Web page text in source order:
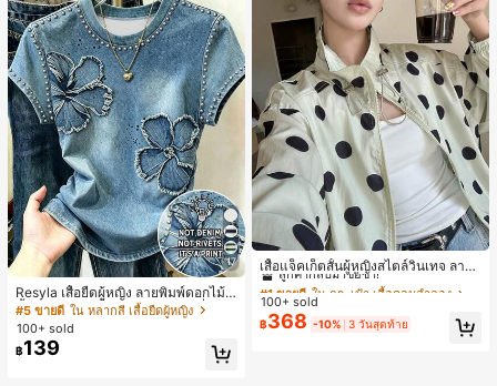
17
Resyla เสื้อยืดผู้หญิง ลายพิมพ์ดอกไม้สี
น้ำเงินวินเทจ เสื้อสำหรับออกไปเที่ยวฤ
ดูร้อน ดีไซน์กราฟิก สบายๆ อเนกประสง
ค์ สวมใส่ประจำวัน กลางแจ้ง ช้อปปิ้ง ท่
องเที่ยวกลางแจ้ง
#5 ขายดี ใน หลากสี เสื้อยืดผู้หญิง
100+ sold
฿139
เสื้อแจ็คเก็ตสั้นผู้หญิงสไตล์วินเทจ ลายจุ
ดขนาดใหญ่ คอตั้ง เอวเข้ารูป แขนพอง
ทรงหลวม แฟชั่นอเนกประสงค์ สำหรับใ
ส่ประจำวันและไปเที่ยวพักผ่อน
#1 ขายดี
ใน กระเป๋า เสื้อคลุมลำลอง
ลูกค้ากลับมาซื้อซ้ำ!
#1 ขายดี ใน กระเป๋า เสื้อคลุมลำลอง
ลูกค้ากลับมาซื้อซ้ำ!
#1 ขายดี ใน กระเป๋า เสื้อคลุมลำลอง
ลูกค้ากลับมาซื้อซ้ำ!
#1 ขายดี ใน กระเป๋า เสื้อคลุมลำลอง
100+ sold
฿368 -10% 3 วันสุดท้าย